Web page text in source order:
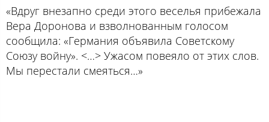
«Вдруг внезапно среди этого веселья прибежала
Вера Доронова и взволнованным голосом
сообщила: «Германия объявила Советскому
Союзу войну». <…> Ужасом повеяло от этих слов.
Мы перестали смеяться…»